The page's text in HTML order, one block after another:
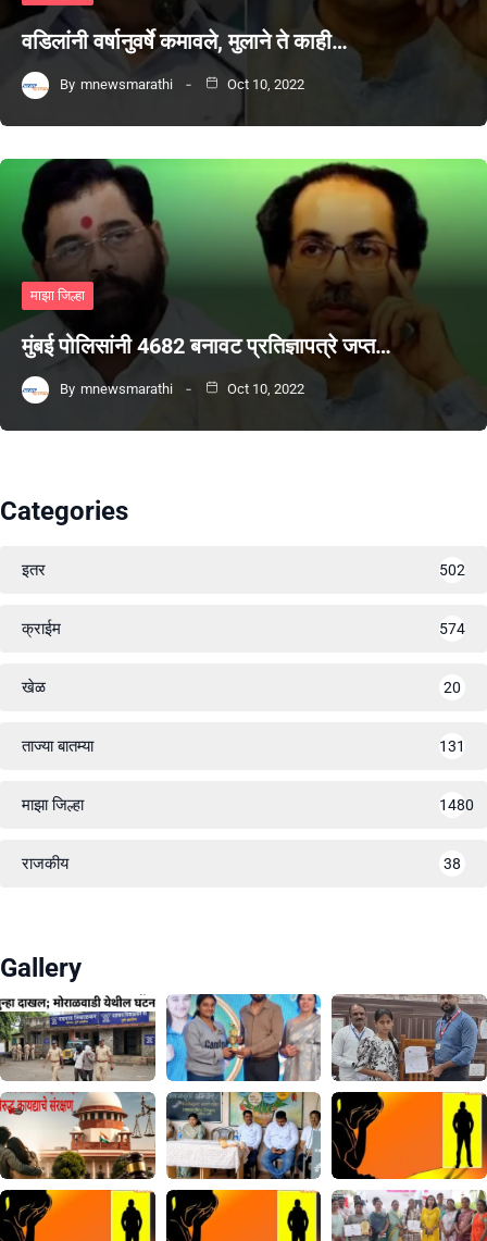
वडिलांनी वर्षानुवर्षे कमावले, मुलाने ते काही…
By mnewsmarathi Oct 10, 2022
माझा जिल्हा
मुंबई पोलिसांनी 4682 बनावट प्रतिज्ञापत्रे जप्त…
By mnewsmarathi Oct 10, 2022
Categories
इतर 502
क्राईम 574
खेळ 20
ताज्या बातम्या 131
माझा जिल्हा 1480
राजकीय 38
Gallery